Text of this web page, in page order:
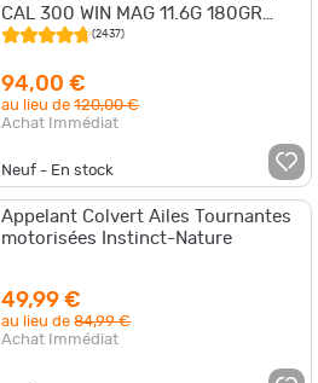
CAL 300 WIN MAG 11.6G 180GR
POWER POINT
(2437)
94,00 €
au lieu de120,00 €
Achat Immédiat
Neuf - En stock
Appelant Colvert Ailes Tournantes
motorisées Instinct-Nature
49,99 €
au lieu de84,99 €
Achat Immédiat